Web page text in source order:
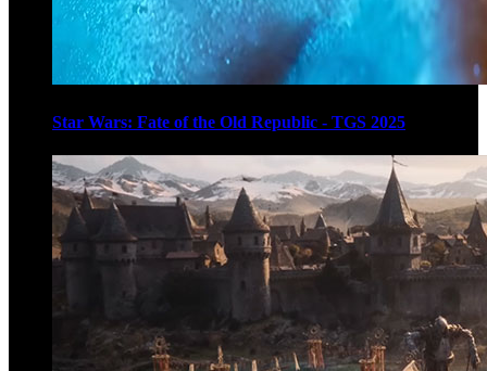
Star Wars: Fate of the Old Republic - TGS 2025